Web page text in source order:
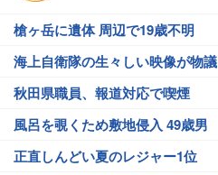
槍ヶ岳に遺体 周辺で19歳不明
海上自衛隊の生々しい映像が物議
秋田県職員、報道対応で喫煙
風呂を覗くため敷地侵入 49歳男
正直しんどい夏のレジャー1位